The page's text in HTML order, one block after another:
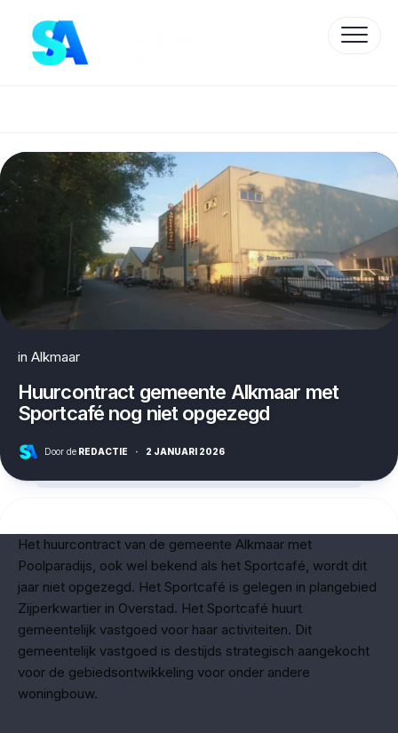
content
in Alkmaar
Huurcontract gemeente Alkmaar met
Sportcafé nog niet opgezegd
Door de REDACTIE · 2 JANUARI 2026
Het huurcontract van de gemeente Alkmaar met
Poolparadijs, ook wel bekend als het Sportcafé, wordt dit
jaar niet opgezegd. Het Sportcafé is gelegen in plangebied
Zijperkwartier in Overstad. Het Sportcafé huurt
gemeentelijk vastgoed voor haar activiteiten. Dit
gemeentelijk vastgoed is destijds strategisch aangekocht
voor de gebiedsontwikkeling voor onder andere
woningbouw.
Protected by WP Anti-Hacker